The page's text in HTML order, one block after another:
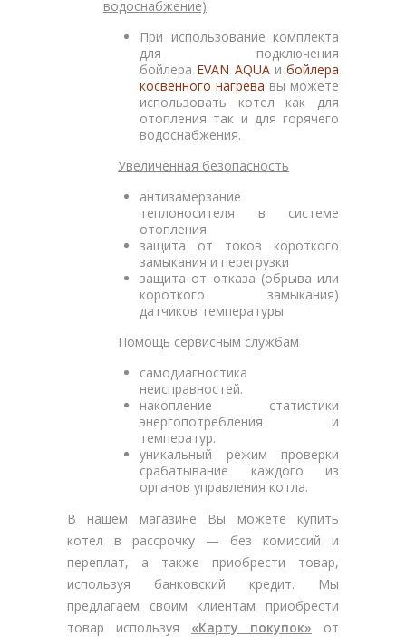
водоснабжение)
При использование комплекта
для подключения
бойлера EVAN AQUAи бойлера
косвенного нагрева вы можете
использовать котел как для
отопления так и для горячего
водоснабжения.
Увеличенная безопасность
антизамерзание
теплоносителя в системе
отопления
защита от токов короткого
замыкания и перегрузки
защита от отказа (обрыва или
короткого замыкания)
датчиков температуры
Помощь сервисным службам
самодиагностика
неисправностей.
накопление статистики
энергопотребления и
температур.
уникальный режим проверки
срабатывание каждого из
органов управления котла.
В нашем магазине Вы можете купить
котел в рассрочку — без комиссий и
переплат, а также приобрести товар,
используя банковский кредит. Мы
предлагаем своим клиентам приобрести
товар используя «Карту покупок» от